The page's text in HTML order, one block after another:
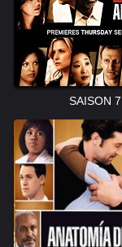
SAISON 7